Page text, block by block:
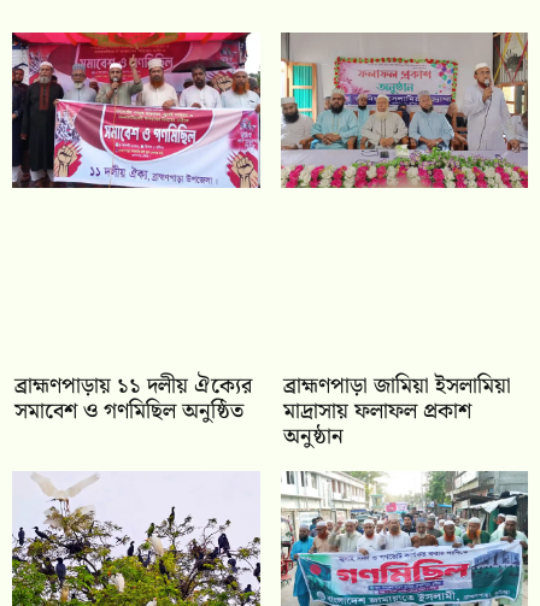
‎ব্রাহ্মণপাড়ায় ১১ দলীয় ঐক্যের
সমাবেশ ও গণমিছিল অনুষ্ঠিত
‎ব্রাহ্মণপাড়া জামিয়া ইসলামিয়া
মাদ্রাসায় ফলাফল প্রকাশ
অনুষ্ঠান